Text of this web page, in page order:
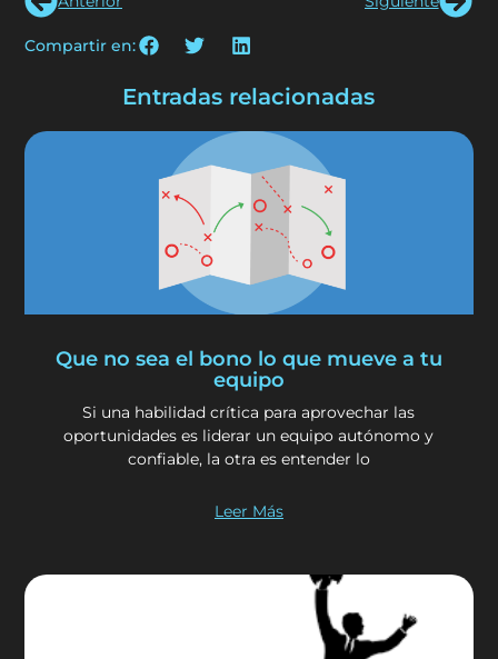
Compartir en:
Entradas relacionadas
Que no sea el bono lo que mueve a tu
equipo
Si una habilidad crítica para aprovechar las
oportunidades es liderar un equipo autónomo y
confiable, la otra es entender lo
Leer Más